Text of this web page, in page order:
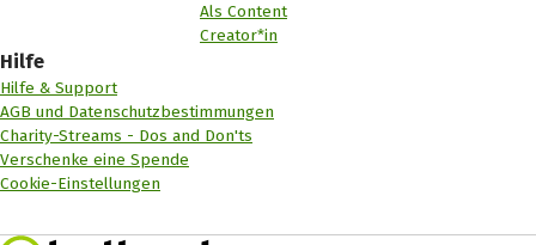
Als Content
Creator*in
Hilfe
Hilfe & Support
AGB und Datenschutzbestimmungen
Charity-Streams - Dos and Don'ts
Verschenke eine Spende
Cookie-Einstellungen